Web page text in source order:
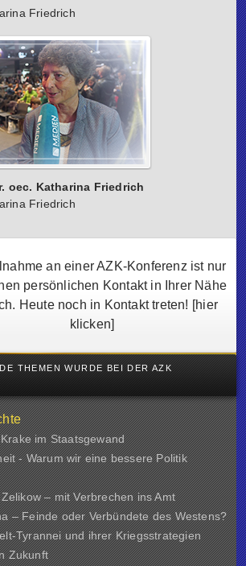
Friedrich
oec. Katharina Friedrich
Friedrich
an einer AZK-Konferenz ist nur
persönlichen Kontakt in Ihrer Nähe
Heute noch in Kontakt treten! [hier
klicken]
THEMEN WURDE BEI DER AZK
im Staatsgewand
- Warum wir eine bessere Politik
– mit Verbrechen ins Amt
– Feinde oder Verbündete des Westens?
Tyrannei und ihrer Kriegsstrategien
Zukunft